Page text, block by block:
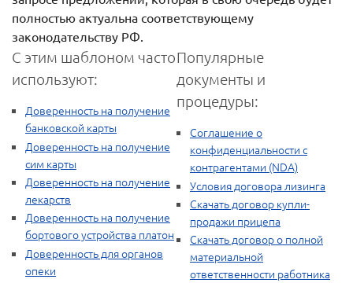
полностью актуальна соответствующему
законодательству РФ.
С этим шаблоном часто
используют:
Доверенность на получение
банковской карты
Доверенность на получение
сим карты
Доверенность на получение
лекарств
Доверенность на получение
бортового устройства платон
Доверенность для органов
опеки
Популярные
документы и
процедуры:
Соглашение о
конфиденциальности с
контрагентами (NDA)
Условия договора лизинга
Скачать договор купли-
продажи прицепа
Скачать договор о полной
материальной
ответственности работника